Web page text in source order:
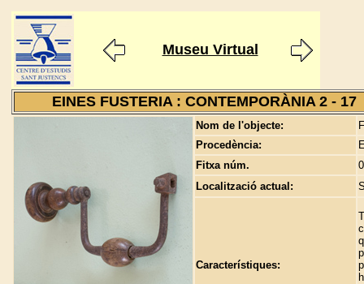
Museu Virtual
EINES FUSTERIA : CONTEMPORÀNIA 2 - 17
Nom de l'objecte:
Procedència:
Fitxa núm.
Localització actual:
Característiques: